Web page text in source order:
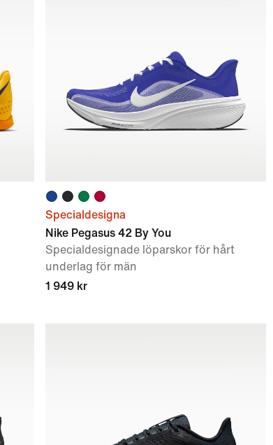
Specialdesigna
Nike Pegasus 42 By You
Specialdesignade löparskor för hårt
underlag för män
1 949 kr